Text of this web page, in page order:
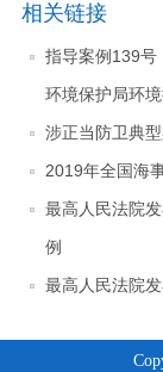
相关链接
指导案例139号
环境保护局环
涉正当防卫典型
2019年全国海
最高人民法院
例
最高人民法院